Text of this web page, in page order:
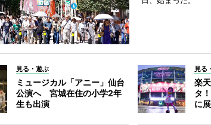
見る・遊ぶ
ミュージカル「アニー」仙台
公演へ 宮城在住の小学2年
生も出演
見る
楽
タ
に